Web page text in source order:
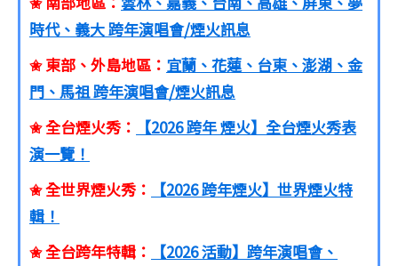
時代、義大 跨年演唱會/煙火訊息
✬ 東部、外島地區： 宜蘭、花蓮、台東、澎湖、金
門、馬祖 跨年演唱會/煙火訊息
✬ 全台煙火秀：
【2026 跨年 煙火】全台煙火秀表
演一覽！
✬ 全世界煙火秀：
【2026 跨年煙火】世界煙火特
輯！
✬ 全台跨年特輯：
【2026 活動】跨年演唱會、